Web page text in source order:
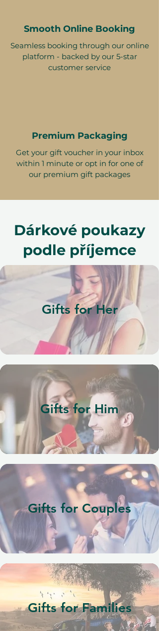
Smooth Online Booking
Seamless booking through our online
platform - backed by our 5-star
customer service
Premium Packaging
Get your gift voucher in your inbox
within 1 minute or opt in for one of
our premium gift packages
Dárkové poukazy
podle příjemce
Gifts for Her
Gifts for Him
Gifts for Couples
Gifts for Families